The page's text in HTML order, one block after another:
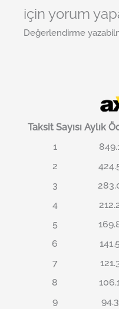
için yorum
Değerlendirme
Taksit Sayısı Aylık
1
2
3
4
5
6
7
8
9